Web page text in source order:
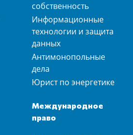
собственность
Информационные
технологии и защита
данных
Антимонопольные
дела
Юрист по энергетике
Международное
право